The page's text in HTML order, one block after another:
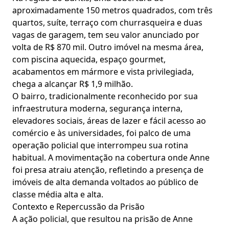
aproximadamente 150 metros quadrados, com três
quartos, suíte, terraço com churrasqueira e duas
vagas de garagem, tem seu valor anunciado por
volta de R$ 870 mil. Outro imóvel na mesma área,
com piscina aquecida, espaço gourmet,
acabamentos em mármore e vista privilegiada,
chega a alcançar R$ 1,9 milhão.
O bairro, tradicionalmente reconhecido por sua
infraestrutura moderna, segurança interna,
elevadores sociais, áreas de lazer e fácil acesso ao
comércio e às universidades, foi palco de uma
operação policial que interrompeu sua rotina
habitual. A movimentação na cobertura onde Anne
foi presa atraiu atenção, refletindo a presença de
imóveis de alta demanda voltados ao público de
classe média alta e alta.
Contexto e Repercussão da Prisão
A ação policial, que resultou na prisão de Anne